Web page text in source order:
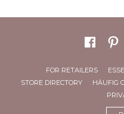
FOR RETAILERS
STORE DIRECTORY
HÄUFIG